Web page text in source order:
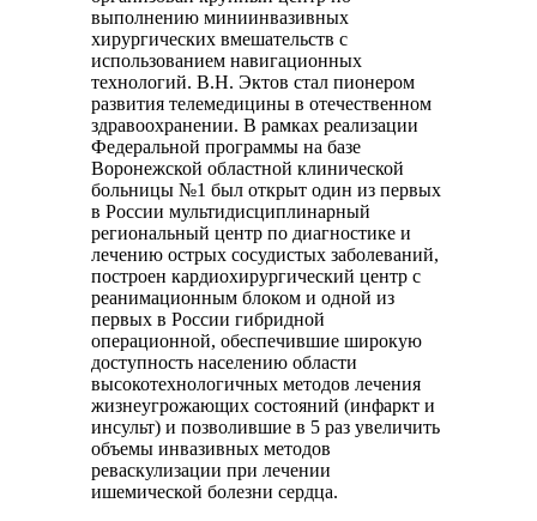
выполнению миниинвазивных
хирургических вмешательств с
использованием навигационных
технологий. В.Н. Эктов стал пионером
развития телемедицины в отечественном
здравоохранении. В рамках реализации
Федеральной программы на базе
Воронежской областной клинической
больницы №1 был открыт один из первых
в России мультидисциплинарный
региональный центр по диагностике и
лечению острых сосудистых заболеваний,
построен кардиохирургический центр с
реанимационным блоком и одной из
первых в России гибридной
операционной, обеспечившие широкую
доступность населению области
высокотехнологичных методов лечения
жизнеугрожающих состояний (инфаркт и
инсульт) и позволившие в 5 раз увеличить
объемы инвазивных методов
реваскулизации при лечении
ишемической болезни сердца.